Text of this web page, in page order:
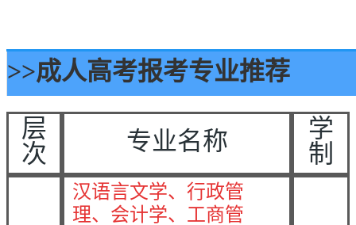
>>成人高考报考专业推荐
层
次
专业名称
学
制
汉语言文学、行政管
理、会计学、工商管